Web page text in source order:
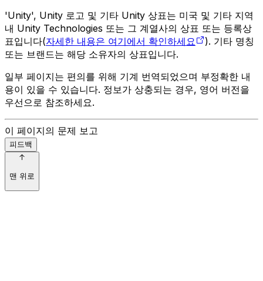
'Unity', Unity 로고 및 기타 Unity 상표는 미국 및 기타 지역
내 Unity Technologies 또는 그 계열사의 상표 또는 등록상
표입니다(자세한 내용은 여기에서 확인하세요
). 기타 명칭
또는 브랜드는 해당 소유자의 상표입니다.
일부 페이지는 편의를 위해 기계 번역되었으며 부정확한 내
용이 있을 수 있습니다. 정보가 상충되는 경우, 영어 버전을
우선으로 참조하세요.
이 페이지의 문제 보고
피드백
맨 위로